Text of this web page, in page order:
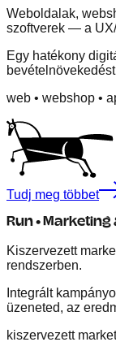
Weboldalak,
szoftverek — a
Egy hatékony
web • webshop •
Tudj meg többet
Run •
Kiszervezett
rendszerben.
Integrált
üzeneted, az
kiszervezett